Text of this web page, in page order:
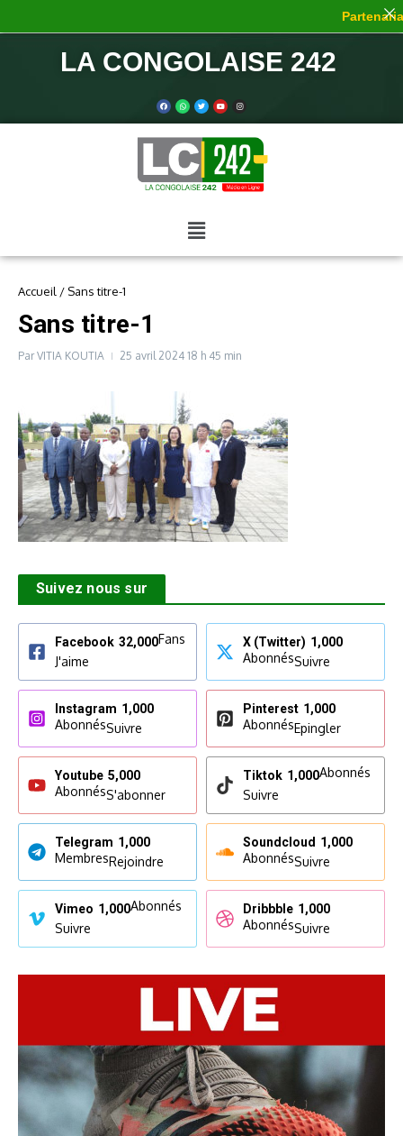
LA CONGOLAISE 242
Accueil / Sans titre-1
Sans titre-1
ParVITIA KOUTIA 25 avril 2024 18 h 45 min
Suivez nous sur
Facebook 32,000Fans
J'aime
X (Twitter) 1,000
AbonnésSuivre
Instagram 1,000
AbonnésSuivre
Pinterest 1,000
AbonnésEpingler
Youtube 5,000
AbonnésS'abonner
Tiktok 1,000Abonnés
Suivre
Telegram 1,000
MembresRejoindre
Soundcloud 1,000
AbonnésSuivre
Vimeo 1,000Abonnés
Suivre
Dribbble 1,000
AbonnésSuivre